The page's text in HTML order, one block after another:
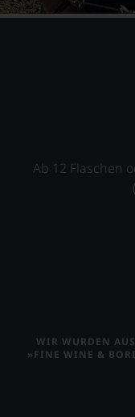
Ab 12 Flaschen
WIR WURDEN
»FINE WINE &